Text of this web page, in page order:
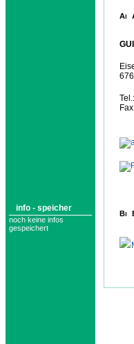
info - speicher
noch keine infos
gespeichert